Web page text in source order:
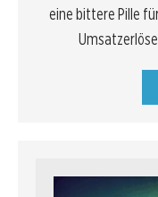
eine bittere Pille